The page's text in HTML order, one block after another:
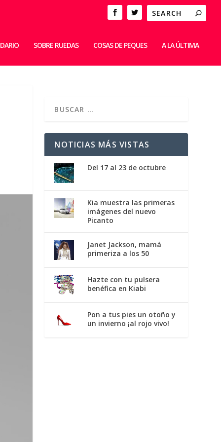
SOBRE RUEDAS COSAS DE PEQUES A LA ÚLTIMA
NOTICIAS MÁS VISTAS
Del 17 al 23 de octubre
Kia muestra las primeras
imágenes del nuevo
Picanto
Janet Jackson, mamá
primeriza a los 50
Hazte con tu pulsera
benéfica en Kiabi
Pon a tus pies un otoño y
un invierno ¡al rojo vivo!